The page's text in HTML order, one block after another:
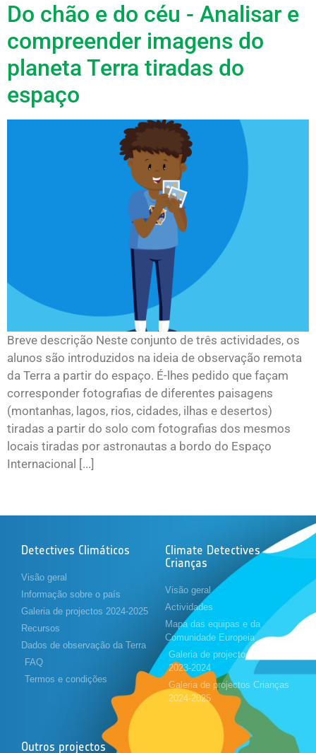
Do chão e do céu - Analisar e
compreender imagens do
planeta Terra tiradas do
espaço
Breve descrição Neste conjunto de três actividades, os
alunos são introduzidos na ideia de observação remota
da Terra a partir do espaço. É-lhes pedido que façam
corresponder fotografias de diferentes paisagens
(montanhas, lagos, rios, cidades, ilhas e desertos)
tiradas a partir do solo com fotografias dos mesmos
locais tiradas por astronautas a bordo do Espaço
Internacional [...]
Detectives Climáticos
Visão geral
Informação sobre o país
Galeria de projectos 2024-2025
Recursos
Dados de observação da Terra
FAQ
Termos e condições
Climate Detectives
Crianças
Visão geral
Actividades
Mapa das equipas e da
Comunidade Europeia
Galeria de projectos Crianças
2023-2024
Galeria de projectos Crianças
2024-2025
Outros projectos